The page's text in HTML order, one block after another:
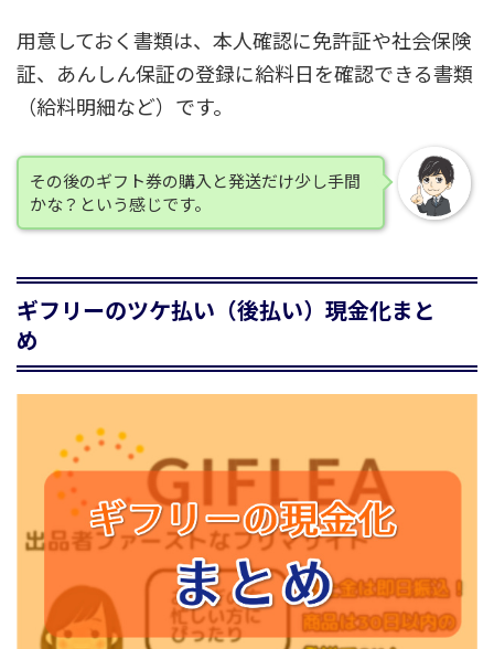
用意しておく書類は、本人確認に免許証や社会保険
証、あんしん保証の登録に給料日を確認できる書類
（給料明細など）です。
その後のギフト券の購入と発送だけ少し手間
かな？という感じです。
ギフリーのツケ払い（後払い）現金化まと
め